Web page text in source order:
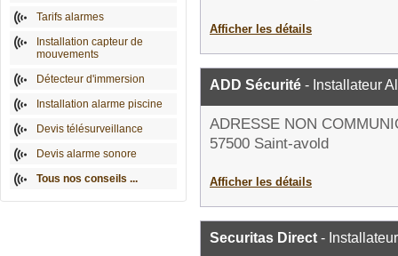
Tarifs alarmes
Installation capteur de
mouvements
Détecteur d'immersion
Installation alarme piscine
Devis télésurveillance
Devis alarme sonore
Tous nos conseils ...
Afficher les détails
ADD Sécurité - Installateur
ADRESSE NON
57500 Saint-avold
Afficher les détails
Securitas Direct -